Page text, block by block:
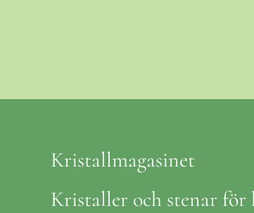
Kristallmagasinet
Kristaller och stenar för